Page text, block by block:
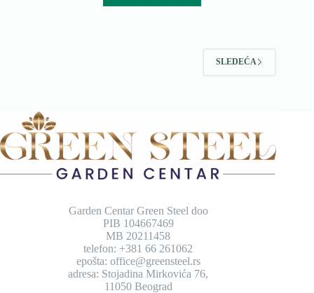
SLEDEĆA
Garden Centar Green Steel doo
PIB 104667469
MB 20211458
telefon: +381 66 261062
epošta: office@greensteel.rs
adresa: Stojadina Mirkovića 76,
11050 Beograd